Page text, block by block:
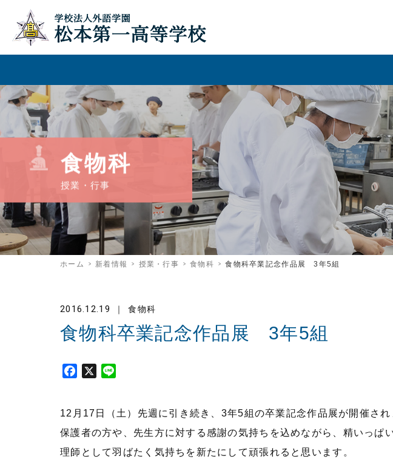
食物科
授業・行事
ホーム 新着情報 授業・行事 食物科 食物科卒業記念作品展 3年5組
2016.12.19 食物科
食物科卒業記念作品展 3年5組
e
b
o
X
e
12月17日（土）先週に引き続き、3年5組の卒業記念作品展が開催さ
保護者の方や、先生方に対する感謝の気持ちを込めながら、精いっぱ
理師として羽ばたく気持ちを新たにして頑張れると思います。